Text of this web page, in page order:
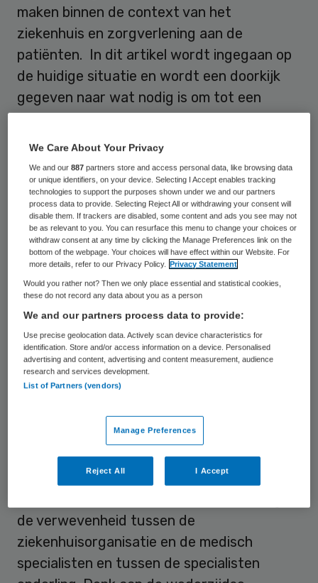
maken binnen de context van het
ziekenhuis en zorgverlening aan de
patiënten. In dit artikel wordt ingegaan op
de huidige situatie en wordt een doorkijk
gegeven naar wat nodig is om tot een
robuuste situatie te komen.
Uitbesteding
In veel organisaties en bedrijven is er sprake
van uitbesteding van activiteiten. Het gaat
dan vrijwel alleen om activiteiten
ondersteunend aan het primaire proces.
Ervaring heeft geleerd dat het uitbesteden
van ondersteunende activiteiten andere
vaardigheden en competenties vragen om
de samenwerking succesvol te laten zijn.
Het MSB in ziekenhuizen is een stap verder
en daarmee een noviteit: het primaire
proces is voor een groot deel uitbesteed -
met uitzondering van de specialisten
werkzaam in dienst van het ziekenhuis-
onder de eindverantwoordelijkheid van de
de verwevenheid tussen de
ziekenhuisorganisatie en de medisch
specialisten en tussen de specialisten
We Care About Your Privacy
We and our887 partners store and access personal data, like browsing data
or unique identifiers, on your device. Selecting I Accept enables tracking
technologies to support the purposes shown under we and our partners
process data to provide. Selecting Reject All or withdrawing your consent will
disable them. If trackers are disabled, some content and ads you see may not
be as relevant to you. You can resurface this menu to change your choices or
withdraw consent at any time by clicking the Manage Preferences link on the
bottom of the webpage. Your choices will have effect within our Website. For
more details, refer to our Privacy Policy. Privacy Statement
Would you rather not? Then we only place essential and statistical cookies,
these do not record any data about you as a person
We and our partners process data to provide:
Use precise geolocation data. Actively scan device characteristics for
identification. Store and/or access information on a device. Personalised
advertising and content, advertising and content measurement, audience
research and services development.
List of Partners (vendors)
Manage Preferences
Reject All I Accept